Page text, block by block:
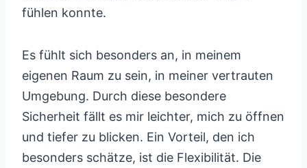
fühlen konnte.
Es fühlt sich besonders an, in meinem
eigenen Raum zu sein, in meiner vertrauten
Umgebung. Durch diese besondere
Sicherheit fällt es mir leichter, mich zu öffnen
und tiefer zu blicken. Ein Vorteil, den ich
besonders schätze, ist die Flexibilität. Die